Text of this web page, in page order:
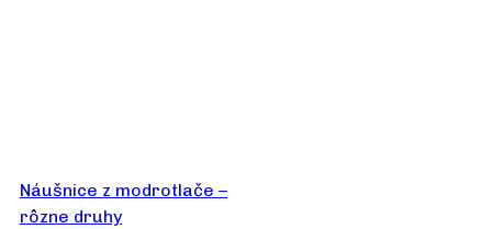
Náušnice z modrotlače –
rôzne druhy